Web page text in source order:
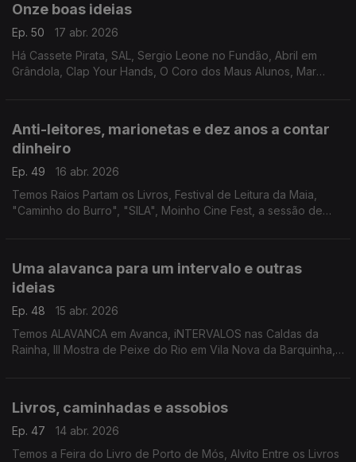
Onze boas ideias
Ep. 50
17 abr. 2026
Há Cassete Pirata, SAL, Sergio Leone no Fundão, Abril em
Grândola, Clap Your Hands, O Coro dos Maus Alunos, Mar
Anti-leitores, marionetas e dez anos a contar
dinheiro
Ep. 49
16 abr. 2026
Temos Raios Partam os Livros, Festival de Leitura da Maia,
"Caminho do Burro", "SILA", Moinho Cine Fest, a sessão de
Uma alavanca para um intervalo e outras
ideias
Ep. 48
15 abr. 2026
Temos ALAVANCA em Avanca, iNTERVALOS nas Caldas da
Rainha, III Mostra de Peixe do Rio em Vila Nova da Barquinha,
Livros, caminhadas e assobios
Ep. 47
14 abr. 2026
Temos a Feira do Livro de Porto de Mós, Alvito Entre os Livros